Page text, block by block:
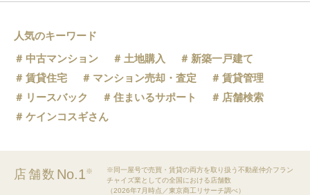
人気のキーワード
中古マンション
土地購入
新築一戸建て
賃貸住宅
マンション売却・査定
賃貸管理
リースバック
住まいるサポート
店舗検索
ケインコスギさん
店舗数 No.1※
※同一屋号で売買・賃貸の両方を取り扱う不動産仲介フラン
チャイズ業としての全国における店舗数
（2026年7月時点／東京商工リサーチ調べ）